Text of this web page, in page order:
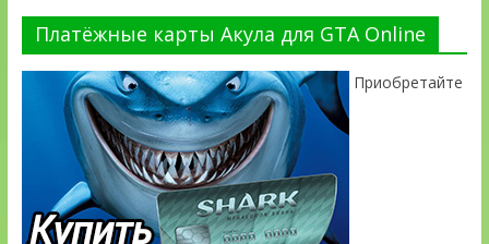
Платёжные карты Акула для GTA Online
Приобретайте